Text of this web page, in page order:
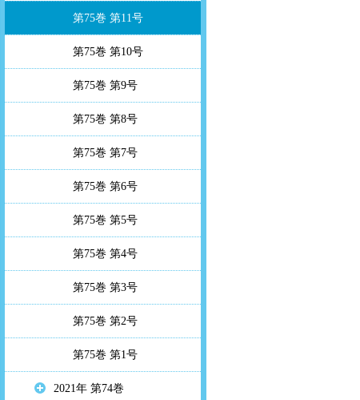
第75巻 第11号
第75巻 第10号
第75巻 第9号
第75巻 第8号
第75巻 第7号
第75巻 第6号
第75巻 第5号
第75巻 第4号
第75巻 第3号
第75巻 第2号
第75巻 第1号
2021年 第74巻